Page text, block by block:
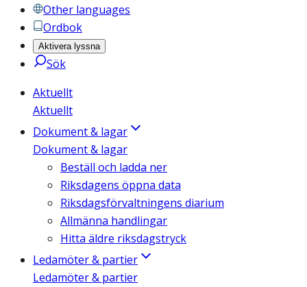
Other languages
Ordbok
Aktivera lyssna
Sök
Aktuellt
Aktuellt
Dokument & lagar
Dokument & lagar
Beställ och ladda ner
Riksdagens öppna data
Riksdagsförvaltningens diarium
Allmänna handlingar
Hitta äldre riksdagstryck
Ledamöter & partier
Ledamöter & partier